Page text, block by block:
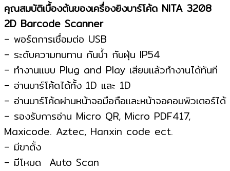
คุณสมบัติเบื้องต้นของเครื่องยิงบาร์โค้ด NITA 3208
2D Barcode Scanner
– พอร์ตการเชื่อมต่อ USB
– ระดับความทนทาน กันน้ำ กันฝุ่น IP54
– ทำงานแบบ Plug and Play เสียบแล้วทำงานได้ทันที
– อ่านบาร์โค้ดได้ทั้ง 1D และ 1D
– อ่านบาร์โค้ดผ่านหน้าจอมือถือและหน้าจอคอมพิวเตอร์ได้
– รองรับการอ่าน Micro QR, Micro PDF417,
Maxicode. Aztec, Hanxin code ect.
– มีขาตั้ง
– มีโหมด Auto Scan